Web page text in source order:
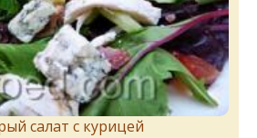
салат с курицей